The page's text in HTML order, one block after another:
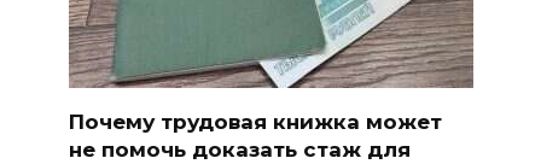
Почему трудовая книжка может
не помочь доказать стаж для